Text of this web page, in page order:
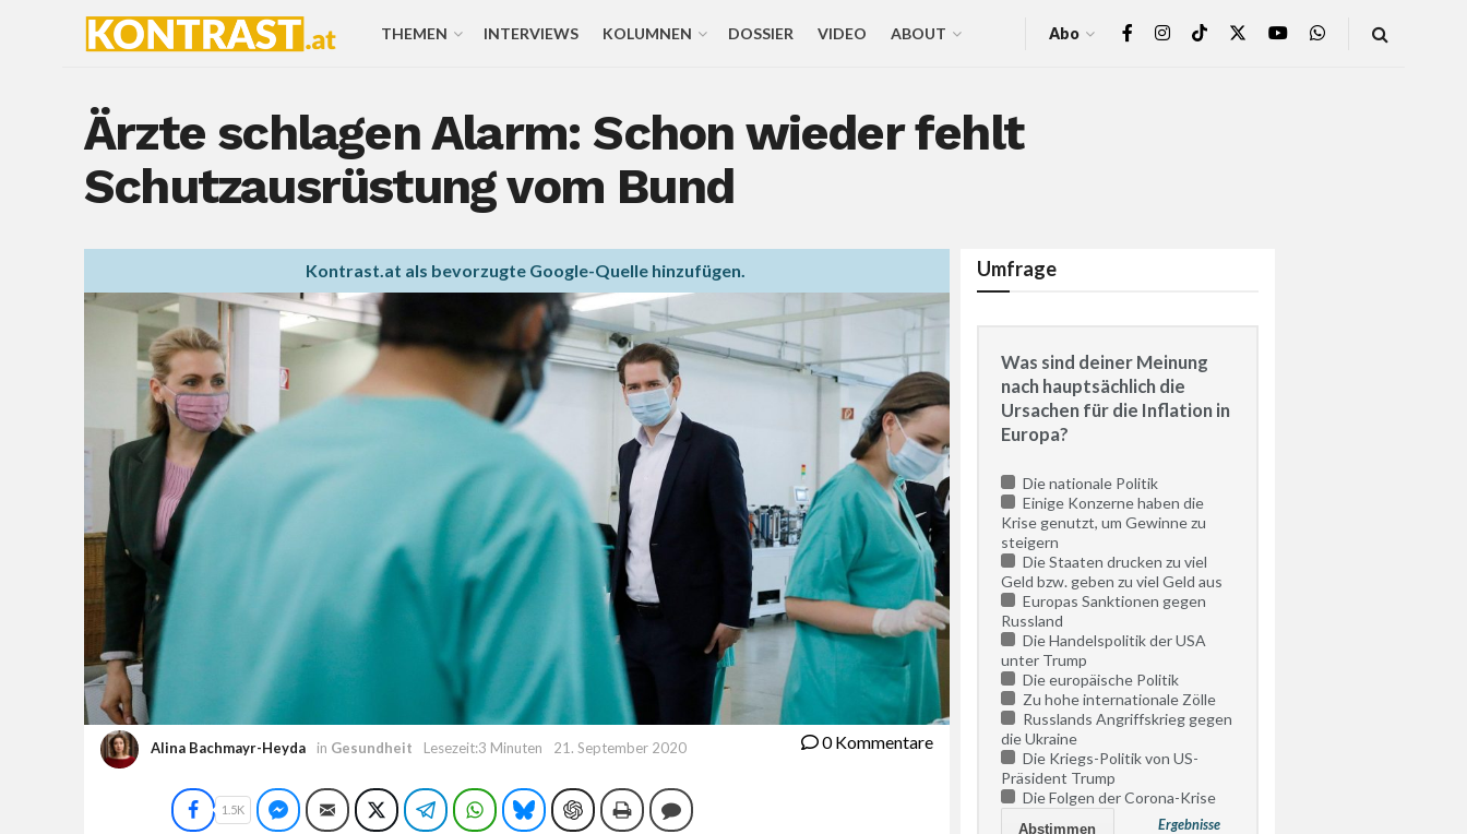
THEMEN INTERVIEWS KOLUMNEN DOSSIER VIDEO ABOUT Abo
Ärzte schlagen Alarm: Schon wieder fehlt
Schutzausrüstung vom Bund
Kontrast.at als bevorzugte Google-Quelle hinzufügen.
Alina Bachmayr-Heyda in Gesundheit Lesezeit:3 Minuten 21. September 2020 0 Kommentare
Facebook
1.5K Facebook Messenger
E-Mail TwitterTelegramWhatsAppBlueskyChatGPTDruckenKommentieren
Umfrage
Was sind deiner Meinung
nach hauptsächlich die
Ursachen für die Inflation in
Europa?
Die nationale Politik
Einige Konzerne haben die
Krise genutzt, um Gewinne zu
steigern
Die Staaten drucken zu viel
Geld bzw. geben zu viel Geld aus
Europas Sanktionen gegen
Russland
Die Handelspolitik der USA
unter Trump
Die europäische Politik
Zu hohe internationale Zölle
Russlands Angriffskrieg gegen
die Ukraine
Die Kriegs-Politik von US-
Präsident Trump
Die Folgen der Corona-Krise
Ergebnisse